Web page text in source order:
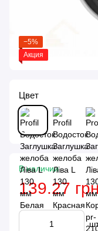
−5%
Акция
Цвет
В наличии
139.27